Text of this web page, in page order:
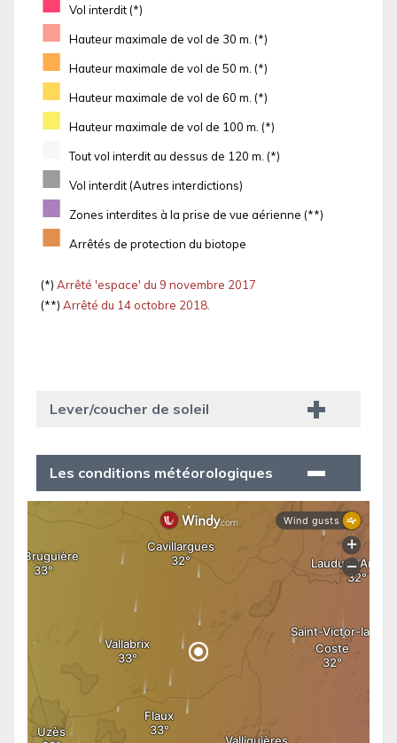
Vol interdit (*)
■ Hauteur maximale de vol de 30 m. (*)
■ Hauteur maximale de vol de 50 m. (*)
■ Hauteur maximale de vol de 60 m. (*)
■ Hauteur maximale de vol de 100 m. (*)
Tout vol interdit au dessus de 120 m. (*)
■ Vol interdit (Autres interdictions)
■ Zones interdites à la prise de vue aérienne (**)
■ Arrêtés de protection du biotope
(*) Arrêté 'espace' du 9 novembre 2017
(**) Arrêté du 14 octobre 2018.
Lever/coucher de soleil
Les conditions météorologiques